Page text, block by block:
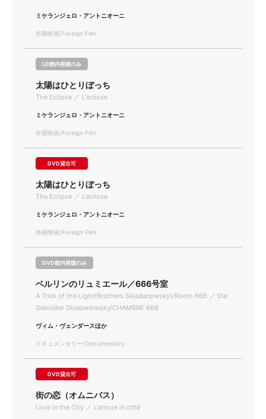
ミケランジェロ・アントニオーニ
外国映画/Foreign Film
LD館内視聴のみ
太陽はひとりぼっち
The Eclipse ／ L'eclisse
ミケランジェロ・アントニオーニ
外国映画/Foreign Film
DVD貸出可
太陽はひとりぼっち
The Eclipse ／ L'eclisse
ミケランジェロ・アントニオーニ
外国映画/Foreign Film
DVD館内視聴のみ
ベルリンのリュミエール／666号室
A Trick of the Light(Brothers Skladanowsky)/Room 666 ／ Die
Gebrüder Skladanowsky/CHAMBRE 666
ヴィム・ヴェンダースほか
ドキュメンタリー/Documentary
DVD貸出可
街の恋（オムニバス）
Love in the City ／ L'amore in città